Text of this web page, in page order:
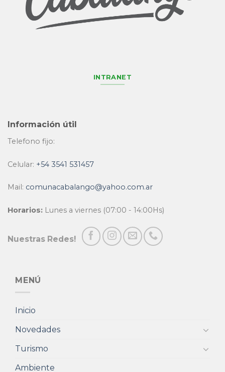
INTRANET
Información útil
Telefono fijo:
Celular: +54 3541 531457
Mail: comunacabalango@yahoo.com.ar
Horarios: Lunes a viernes (07:00 - 14:00Hs)
Nuestras Redes!
MENÚ
Inicio
Novedades
Turismo
Ambiente